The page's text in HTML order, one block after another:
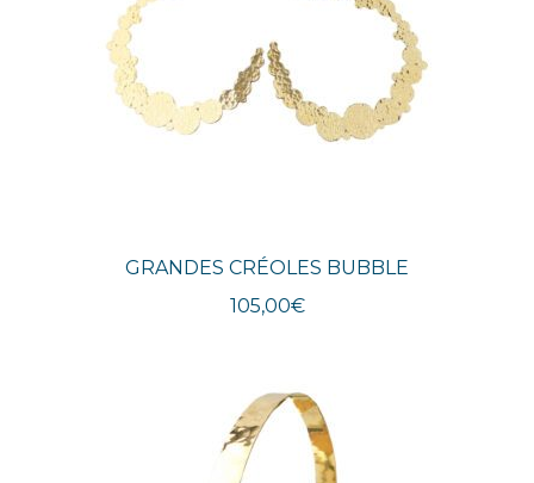
GRANDES CRÉOLES BUBBLE
105,00€